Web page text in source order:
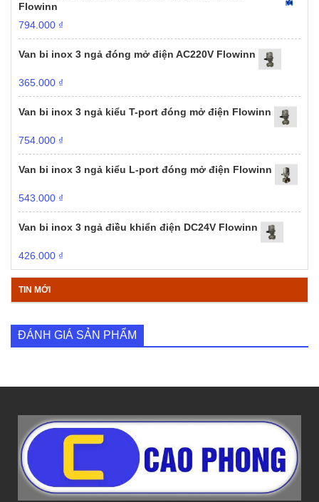
Flowinn
794.000 ₫
Van bi inox 3 ngả đóng mở điện AC220V Flowinn
365.000 ₫
Van bi inox 3 ngả kiểu T-port đóng mở điện Flowinn
754.000 ₫
Van bi inox 3 ngả kiểu L-port đóng mở điện Flowinn
543.000 ₫
Van bi inox 3 ngả điều khiển điện DC24V Flowinn
426.000 ₫
TIN MỚI
ĐÁNH GIÁ SẢN PHẨM